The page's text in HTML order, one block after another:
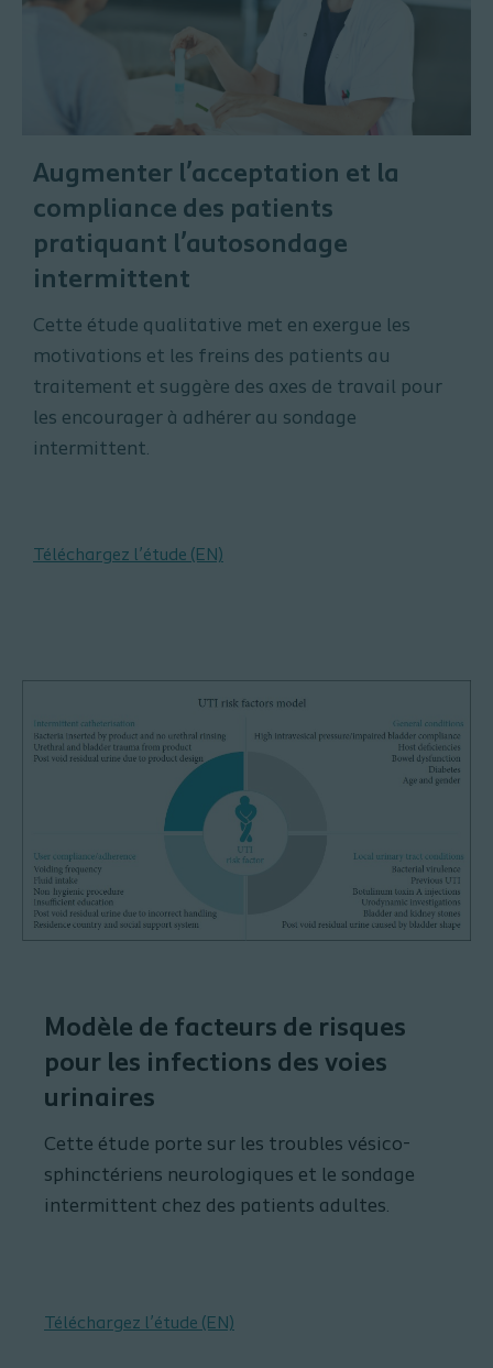
Augmenter l’acceptation et la
compliance des patients
pratiquant l’autosondage
intermittent
Cette étude qualitative met en exergue les
motivations et les freins des patients au
traitement et suggère des axes de travail pour
les encourager à adhérer au sondage
intermittent.
Téléchargez l’étude (EN)
Modèle de facteurs de risques
pour les infections des voies
urinaires
Cette étude porte sur les troubles vésico-
sphinctériens neurologiques et le sondage
intermittent chez des patients adultes.
Téléchargez l’étude (EN)